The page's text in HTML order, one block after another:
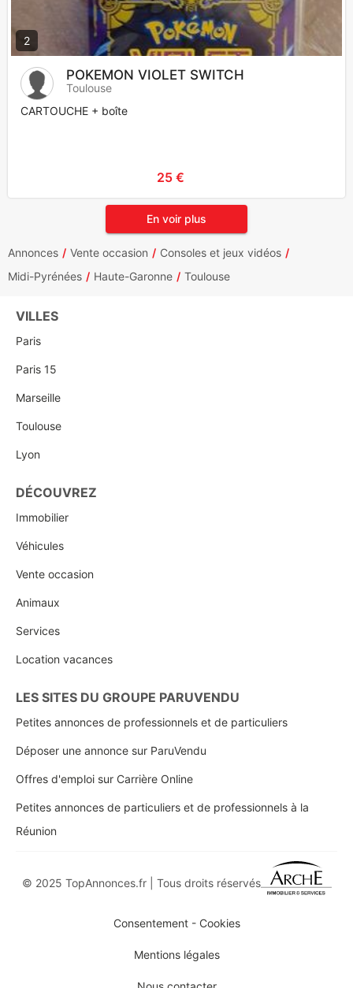
2
POKEMON VIOLET SWITCH
Toulouse
CARTOUCHE + boîte
25 €
En voir plus
Annonces Vente occasion
Consoles et jeux vidéos
Midi-Pyrénées
Haute-Garonne Toulouse
VILLES
Paris
Paris 15
Marseille
Toulouse
Lyon
DÉCOUVREZ
Immobilier
Véhicules
Vente occasion
Animaux
Services
Location vacances
LES SITES DU GROUPE PARUVENDU
Petites annonces de professionnels et de particuliers
Déposer une annonce sur ParuVendu
Offres d'emploi sur Carrière Online
Petites annonces de particuliers et de professionnels à la
Réunion
© 2025 TopAnnonces.fr | Tous droits réservés
Consentement - Cookies
Mentions légales